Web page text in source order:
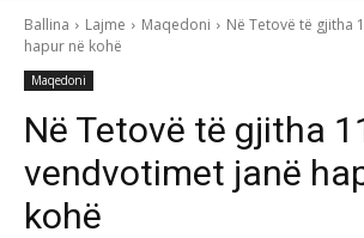
Ballina Lajme Maqedoni
Në Tetovë të gjitha
hapur në kohë
Maqedoni
Në Tetovë të gjitha
vendvotimet janë
kohë